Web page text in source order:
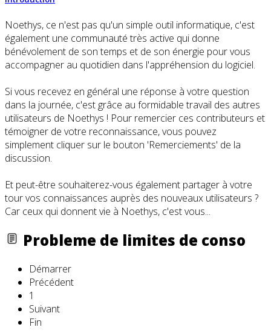
Noethys, ce n'est pas qu'un simple outil informatique, c'est
également une communauté très active qui donne
bénévolement de son temps et de son énergie pour vous
accompagner au quotidien dans l'appréhension du logiciel.
Si vous recevez en général une réponse à votre question
dans la journée, c'est grâce au formidable travail des autres
utilisateurs de Noethys ! Pour remercier ces contributeurs et
témoigner de votre reconnaissance, vous pouvez
simplement cliquer sur le bouton 'Remerciements' de la
discussion.
Et peut-être souhaiterez-vous également partager à votre
tour vos connaissances auprès des nouveaux utilisateurs ?
Car ceux qui donnent vie à Noethys, c'est vous...
Probleme de limites de conso
Démarrer
Précédent
1
Suivant
Fin